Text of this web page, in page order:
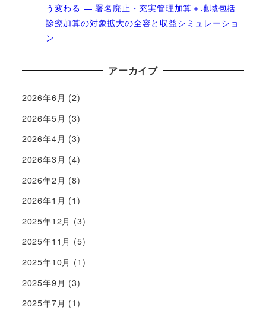
う変わる ― 署名廃止・充実管理加算＋地域包括
診療加算の対象拡大の全容と収益シミュレーショ
ン
アーカイブ
2026年6月 (2)
2026年5月 (3)
2026年4月 (3)
2026年3月 (4)
2026年2月 (8)
2026年1月 (1)
2025年12月 (3)
2025年11月 (5)
2025年10月 (1)
2025年9月 (3)
2025年7月 (1)